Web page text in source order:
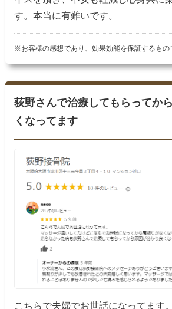
す。本当に有難いです。
※お客様の感想であり、効果効能を保証するもの
荻野さんで治療してもらってか
くなってます
こちらで夫婦でお世話になってます